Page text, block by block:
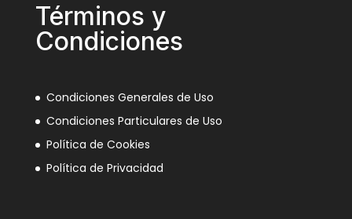
Términos y
Condiciones
Condiciones Generales de Uso
Condiciones Particulares de Uso
Política de Cookies
Política de Privacidad